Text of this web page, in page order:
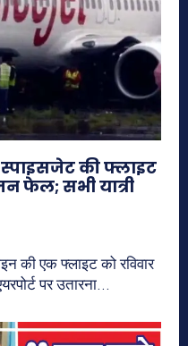
की फ्लाइट
फेल; सभी यात्री
की एक फ्लाइट को रविवार
पर उतारना...